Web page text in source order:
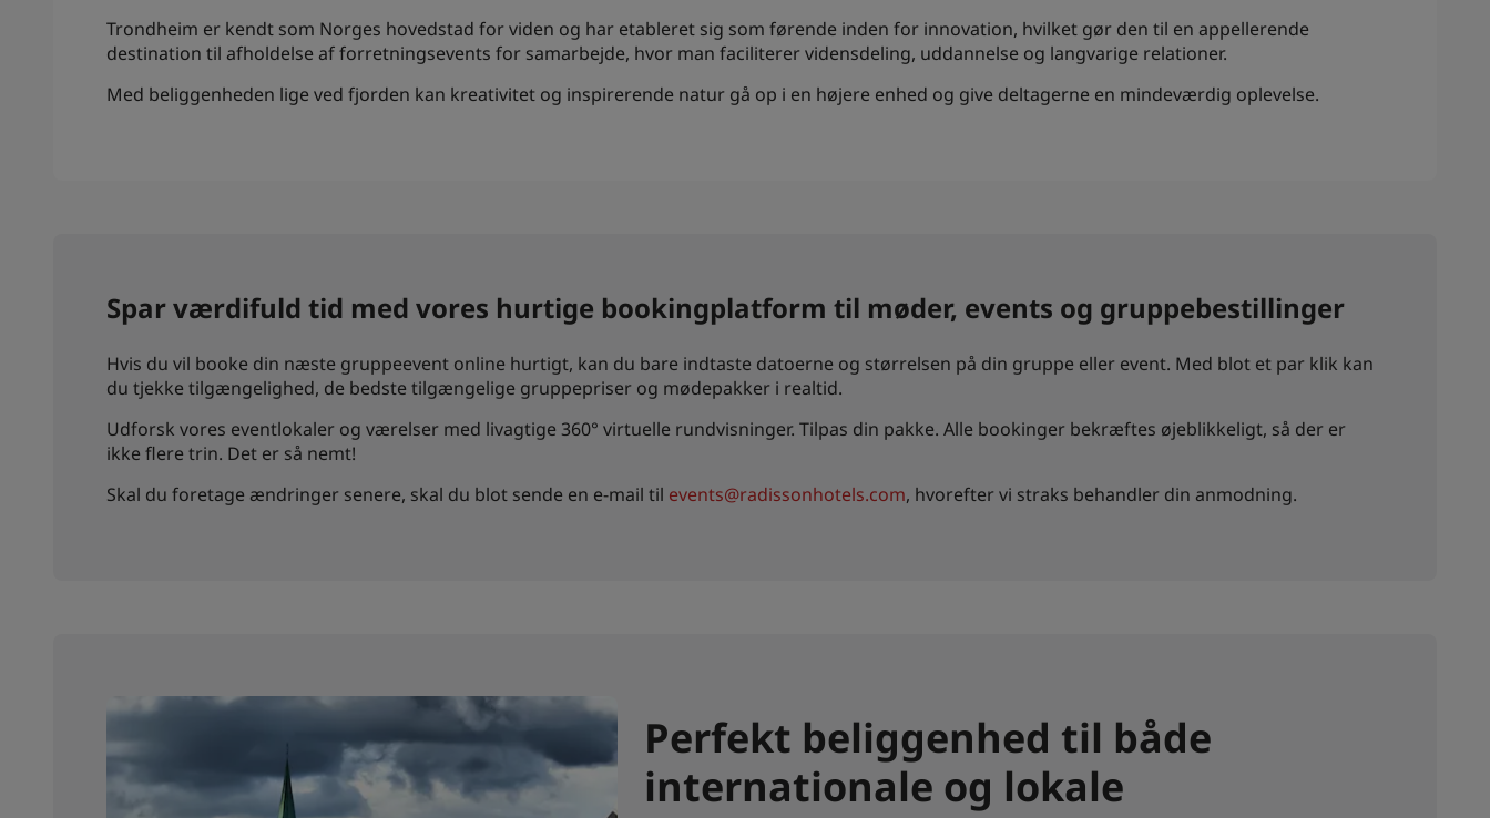
Trondheim er kendt som Norges hovedstad for viden og har etableret sig som førende inden for innovation, hvilket gør den til en appellerende
destination til afholdelse af forretningsevents for samarbejde, hvor man faciliterer vidensdeling, uddannelse og langvarige relationer.
Med beliggenheden lige ved fjorden kan kreativitet og inspirerende natur gå op i en højere enhed og give deltagerne en mindeværdig oplevelse.
Spar værdifuld tid med vores hurtige bookingplatform til møder, events og gruppebestillinger
Hvis du vil booke din næste gruppeevent online hurtigt, kan du bare indtaste datoerne og størrelsen på din gruppe eller event. Med blot et par klik kan
du tjekke tilgængelighed, de bedste tilgængelige gruppepriser og mødepakker i realtid.
Udforsk vores eventlokaler og værelser med livagtige 360° virtuelle rundvisninger. Tilpas din pakke. Alle bookinger bekræftes øjeblikkeligt, så der er
ikke flere trin. Det er så nemt!
Skal du foretage ændringer senere, skal du blot sende en e-mail til events@radissonhotels.com, hvorefter vi straks behandler din anmodning.
Perfekt beliggenhed til både
internationale og lokale